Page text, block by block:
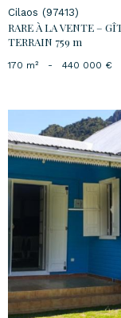
Cilaos (97413)
RARE À LA VENTE –
TERRAIN 759 m
170 m² - 440 000 €